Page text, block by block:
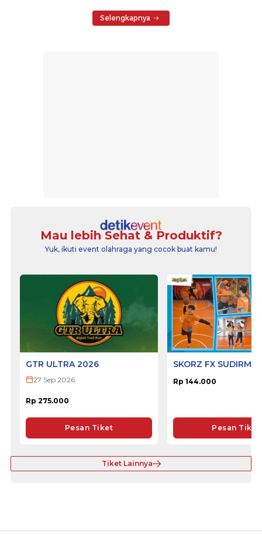
Selengkapnya
Mau lebih Sehat & Produktif?
Yuk, ikuti event olahraga yang cocok buat kamu!
GTR ULTRA 2026
27 Sep 2026
Rp 275.000
Pesan Tiket
SKORZ FX
Rp 144.000
Pesan Tiket
Tiket Lainnya